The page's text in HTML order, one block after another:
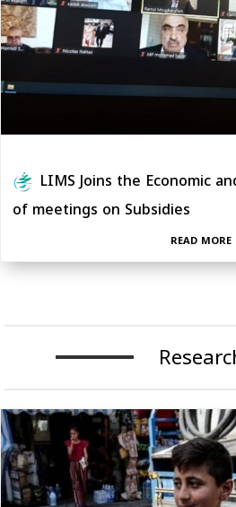
LIMS Joins the Economic
of meetings on Subsidies
READ MORE